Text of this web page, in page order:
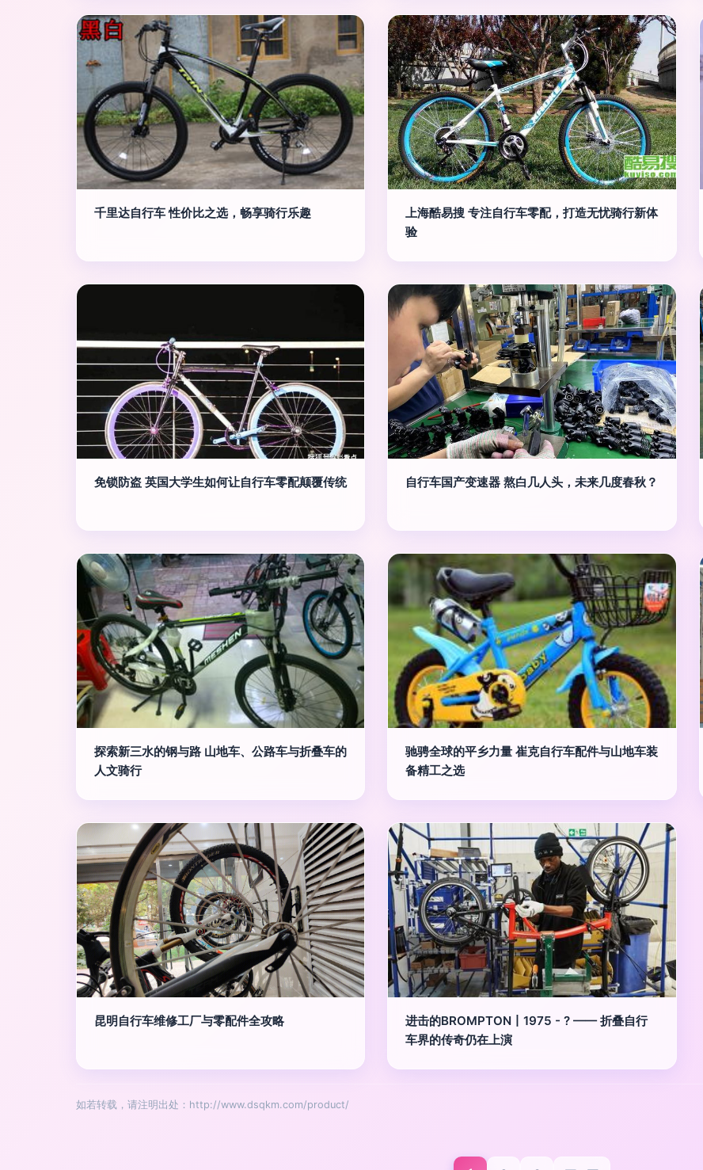
千里达自行车 性价比之选，畅享骑行乐趣
上海酷易搜 专注自行车零配，打造无忧骑行新体
验
免锁防盗 英国大学生如何让自行车零配颠覆传统 自行车国产变速器 熬白几人头，未来几度春秋？
探索新三水的钢与路 山地车、公路车与折叠车的
人文骑行
驰骋全球的平乡力量 崔克自行车配件与山地车装
备精工之选
昆明自行车维修工厂与零配件全攻略
进击的BROMPTON丨1975 - ? —— 折叠自行
车界的传奇仍在上演
如若转载，请注明出处：http://www.dsqkm.com/product/